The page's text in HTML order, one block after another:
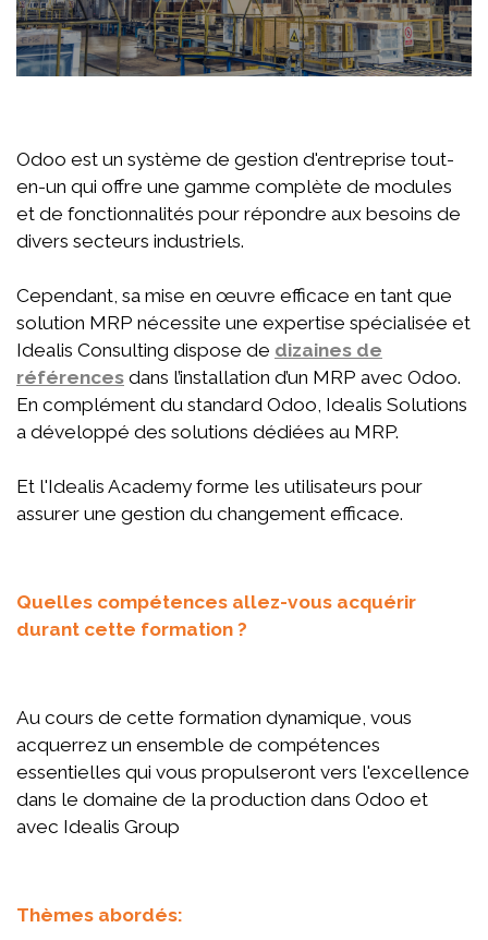
Odoo est un système de gestion d'entreprise tout-
en-un qui offre une gamme complète de modules
et de fonctionnalités pour répondre aux besoins de
divers secteurs industriels.
Cependant, sa mise en œuvre efficace en tant que
solution MRP nécessite une expertise spécialisée et
Idealis Consulting dispose de dizaines de
références dans l’installation d’un MRP avec Odoo.
En complément du standard Odoo, Idealis Solutions
a développé des solutions dédiées au MRP.
Et l'Idealis Academy forme les utilisateurs pour
assurer une gestion du changement efficace.
Quelles compétences allez-vous acquérir
durant cette formation ?
Au cours de cette formation dynamique, vous
acquerrez un ensemble de compétences
essentielles qui vous propulseront vers l'excellence
dans le domaine de la production dans Odoo et
avec Idealis Group
Thèmes abordés: